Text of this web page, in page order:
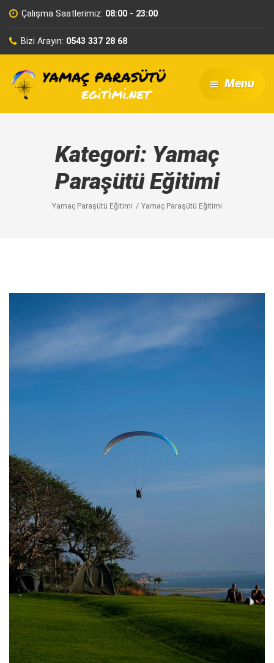
Çalışma Saatlerimiz: 08:00 - 23:00
Bizi Arayın: 0543 337 28 68
Menu
Kategori: Yamaç
Paraşütü Eğitimi
Yamaç Paraşütü Eğitimi Yamaç Paraşütü Eğitimi